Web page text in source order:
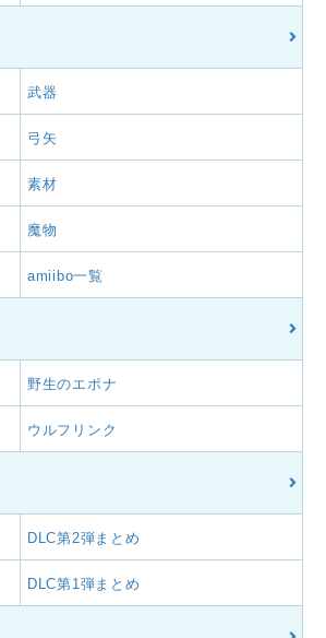
武器
弓矢
素材
魔物
amiibo一覧
野生のエポナ
ウルフリンク
DLC第2弾まとめ
DLC第1弾まとめ